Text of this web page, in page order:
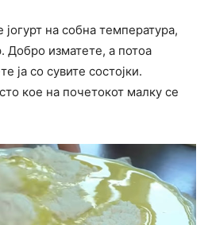
на собна температура,
Добро изматете, а потоа
ја со сувите состојки.
кое на почетокот малку се